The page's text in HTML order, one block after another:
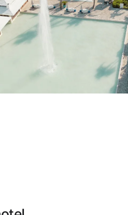
encara ?
Crear-ne un compte
beneficis de formar part de